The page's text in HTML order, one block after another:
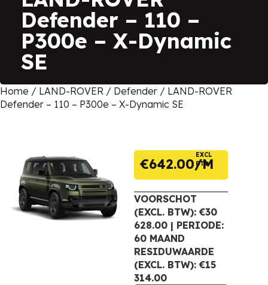
Defender – 110 –
P300e – X-Dynamic
SE
Home / LAND-ROVER / Defender / LAND-ROVER
Defender – 110 – P300e – X-Dynamic SE
€642.00
EXCL
BTW
VOORSCHOT
(EXCL. BTW): €30
628.00 | PERIODE:
60 MAAND
RESIDUWAARDE
(EXCL. BTW): €15
314.00